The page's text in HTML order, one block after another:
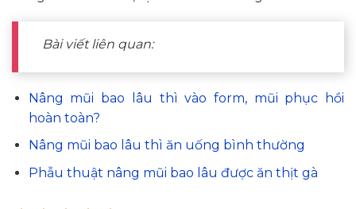
Bài viết liên quan:
Nâng mũi bao lâu thì vào form, mũi phục hồi
hoàn toàn?
Nâng mũi bao lâu thì ăn uống bình thường
Phẫu thuật nâng mũi bao lâu được ăn thịt gà